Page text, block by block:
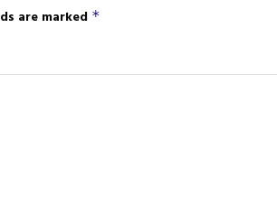
are marked *